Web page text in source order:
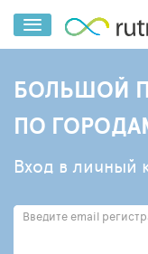
БОЛЬШОЙ
ПО
Вход в личный
Введите email